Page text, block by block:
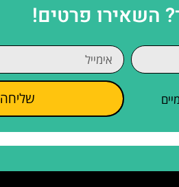
השאירו פרטים!
שליחה